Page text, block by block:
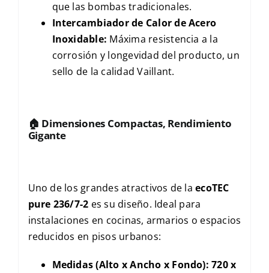
que las bombas tradicionales.
Intercambiador de Calor de Acero
Inoxidable: Máxima resistencia a la
corrosión y longevidad del producto, un
sello de la calidad Vaillant.
🏠 Dimensiones Compactas, Rendimiento
Gigante
Uno de los grandes atractivos de laecoTEC
pure 236/7-2 es su diseño. Ideal para
instalaciones en cocinas, armarios o espacios
reducidos en pisos urbanos:
Medidas (Alto x Ancho x Fondo): 720 x